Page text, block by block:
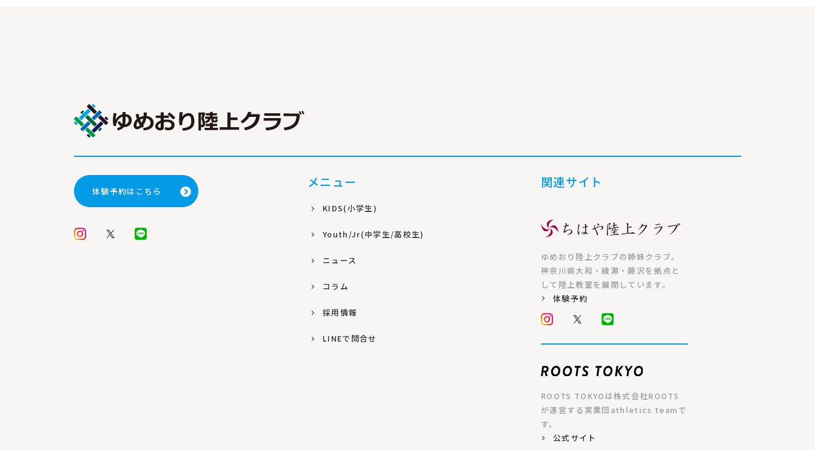
体験予約はこちら
メニュー
KIDS(小学生)
Youth/Jr(中学生/高校生)
ニュース
コラム
採用情報
LINEで問合せ
関連サイト
ゆめおり陸上クラブの姉妹クラブ。
神奈川県大和・綾瀬・藤沢を拠点と
して陸上教室を展開しています。
体験予約
ROOTS TOKYOは株式会社ROOTS
が運営する実業団athletics teamで
す。
公式サイト